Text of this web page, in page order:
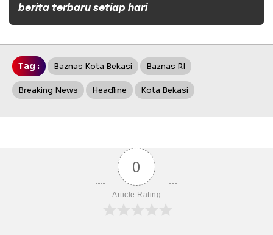
berita terbaru setiap hari
Tag : Baznas Kota Bekasi Baznas RI
Breaking News Headline Kota Bekasi
0
Article Rating